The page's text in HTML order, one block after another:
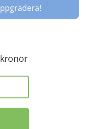
kronor